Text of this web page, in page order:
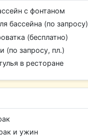
с фонтаном
бассейна (по запросу)
(бесплатно)
(по запросу, пл.)
в ресторане
и ужин